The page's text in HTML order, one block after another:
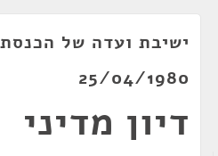
25/04/1980
דיון מדיני